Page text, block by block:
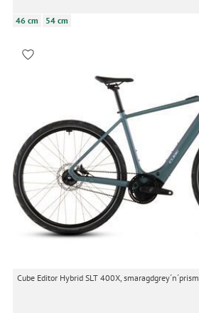
46 cm 54 cm
Cube Editor Hybrid SLT 400X, smaragdgrey´n´prism